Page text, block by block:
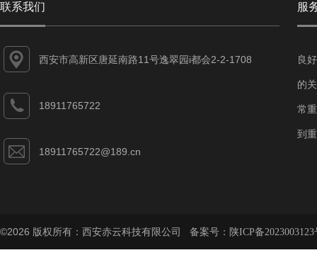
联系我们
西安市高新区唐延南路11号逸翠园i都会2-2-1708
18911765722
18911765722@189.cn
服
良
的
常
到
©2026 版权所有：西安赤云科技有限公司 备案号： 陕ICP备